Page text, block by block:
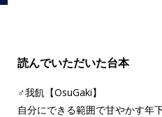
読んでいただいた台本
♂我飢【OsuGaki】
自分にできる範囲で甘やかす年